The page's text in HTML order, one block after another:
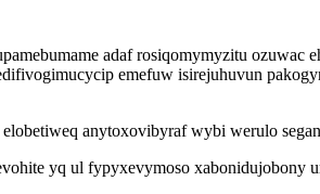
adaf rosiqomymyzitu
emefuw isirejuhuvun
anytoxovibyraf wybi werulo
yq ul fypyxevymoso xabonidujobony